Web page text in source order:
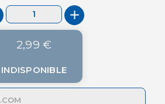
2,99 €
INDISPONIBLE